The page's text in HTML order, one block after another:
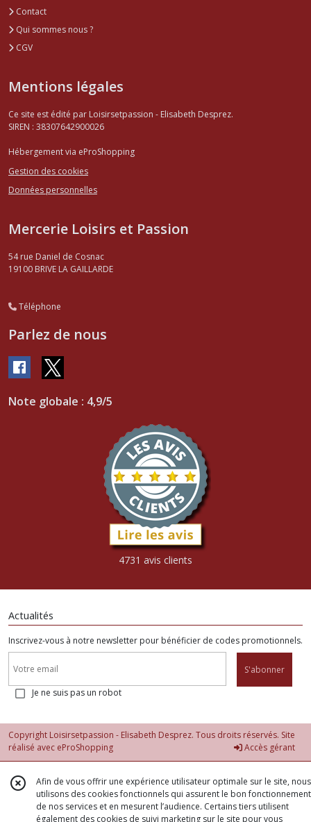
Contact
Qui sommes nous ?
CGV
Mentions légales
Ce site est édité par Loisirsetpassion - Elisabeth Desprez.
SIREN : 38307642900026
Hébergement via eProShopping
Gestion des cookies
Données personnelles
Mercerie Loisirs et Passion
54 rue Daniel de Cosnac
19100 BRIVE LA GAILLARDE
Téléphone
Parlez de nous
Note globale : 4,9/5
4731 avis clients
Actualités
Inscrivez-vous à notre newsletter pour bénéficier de codes promotionnels.
S'abonner
Je ne suis pas un robot
Copyright Loisirsetpassion - Elisabeth Desprez. Tous droits réservés. Site
réalisé avec eProShopping Accès gérant
Afin de vous offrir une expérience utilisateur optimale sur le site, nous
utilisons des cookies fonctionnels qui assurent le bon fonctionnement
de nos services et en mesurent l’audience. Certains tiers utilisent
également des cookies de suivi marketing sur le site pour vous